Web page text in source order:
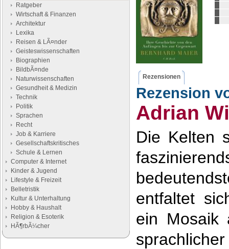
Ratgeber
Wirtschaft & Finanzen
Architektur
Lexika
Reisen & LÃ¤nder
Geisteswissenschaften
Biographien
BildbÃ¤nde
Naturwissenschaften
Gesundheit & Medizin
Technik
Politik
Sprachen
Recht
Job & Karriere
Gesellschaftskritisches
Schule & Lernen
Computer & Internet
Kinder & Jugend
Lifestyle & Freizeit
Belletristik
Kultur & Unterhaltung
Hobby & Haushalt
Religion & Esoterik
HÃ¶rbÃ¼cher
Rezensionen
Rezension
Adrian
Die Kelten
entfaltet
ein Mosaik